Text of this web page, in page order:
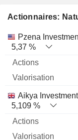
Actionnaires:
Nom Actions %
Pzena
5,37 %
Aikya
5,109 %